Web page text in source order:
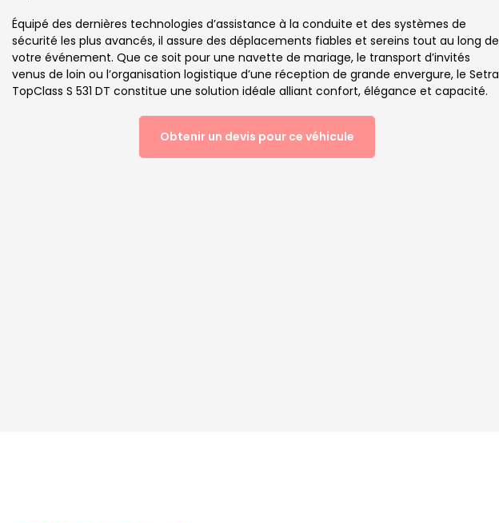
Équipé des dernières technologies d’assistance à la conduite et des systèmes de
sécurité les plus avancés, il assure des déplacements fiables et sereins tout au long de
votre événement. Que ce soit pour une navette de mariage, le transport d’invités
venus de loin ou l’organisation logistique d’une réception de grande envergure, le Setra
TopClass S 531 DT constitue une solution idéale alliant confort, élégance et capacité.
Obtenir un devis pour ce véhicule